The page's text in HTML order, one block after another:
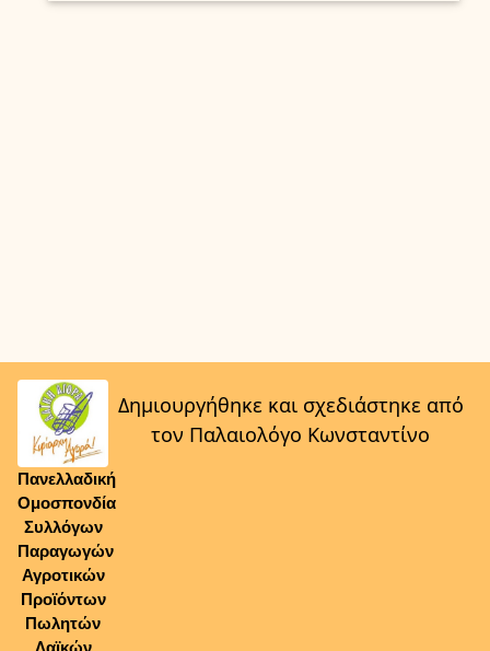
Πανελλαδική
Ομοσπονδία
Συλλόγων
Παραγωγών
Αγροτικών
Προϊόντων
Πωλητών
Λαϊκών
Δημιουργήθηκε και σχεδιάστηκε από
τον Παλαιολόγο Κωνσταντίνο